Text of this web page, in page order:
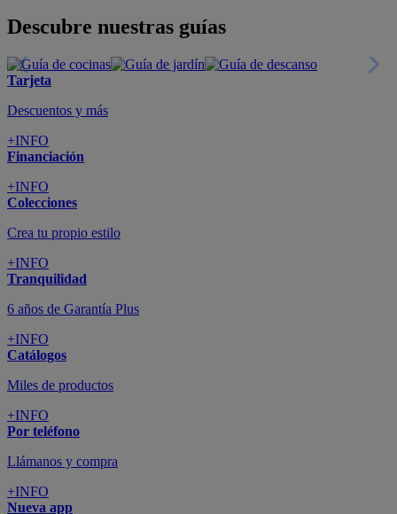
Descubre nuestras guías
Tarjeta
Descuentos y más
+INFO
Financiación
+INFO
Colecciones
Crea tu propio estilo
+INFO
Tranquilidad
6 años de Garantía Plus
+INFO
Catálogos
Miles de productos
+INFO
Por teléfono
Llámanos y compra
+INFO
Nueva app